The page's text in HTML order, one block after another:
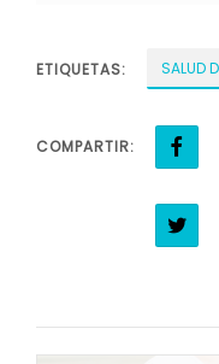
ETIQUETAS: SALUD
COMPARTIR: